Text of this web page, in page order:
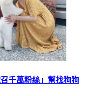
千萬粉絲」幫找狗狗